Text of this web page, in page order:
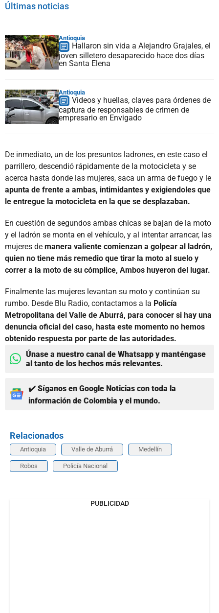
Últimas noticias
Antioquia
Hallaron sin vida a Alejandro Grajales, el
joven silletero desaparecido hace dos días
en Santa Elena
Antioquia
Videos y huellas, claves para órdenes de
captura de responsables de crimen de
empresario en Envigado
De inmediato, un de los presuntos ladrones, en este caso el
parrillero, descendió rápidamente de la motocicleta y se
acerca hasta donde las mujeres, saca un arma de fuego y le
apunta de frente a ambas, intimidantes y exigiendoles que
le entregue la motocicleta en la que se desplazaban.
En cuestión de segundos ambas chicas se bajan de la moto
y el ladrón se monta en el vehículo, y al intentar arrancar, las
mujeres de manera valiente comienzan a golpear al ladrón,
quien no tiene más remedio que tirar la moto al suelo y
correr a la moto de su cómplice, Ambos huyeron del lugar.
Finalmente las mujeres levantan su moto y continúan su
rumbo. Desde Blu Radio, contactamos a la Policía
Metropolitana del Valle de Aburrá, para conocer si hay una
denuncia oficial del caso, hasta este momento no hemos
obtenido respuesta por parte de las autoridades.
Únase a nuestro canal de Whatsapp y manténgase
al tanto de los hechos más relevantes.
✔️ Síganos en Google Noticias con toda la
información de Colombia y el mundo.
Relacionados
Antioquia Valle de Aburrá Medellín
Robos Policía Nacional
PUBLICIDAD